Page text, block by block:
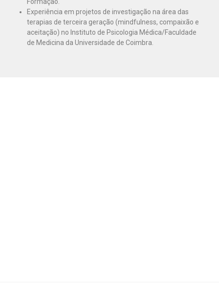
Experiência em projetos de investigação na área das
terapias de terceira geração (mindfulness, compaixão e
aceitação) no Instituto de Psicologia Médica/Faculdade
de Medicina da Universidade de Coimbra.